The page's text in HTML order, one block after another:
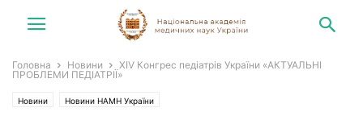
Головна Новини
XIV Конгрес педіатрів України «АКТУАЛЬНІ
ПРОБЛЕМИ ПЕДІАТРІЇ»
Новини Новини НАМН України